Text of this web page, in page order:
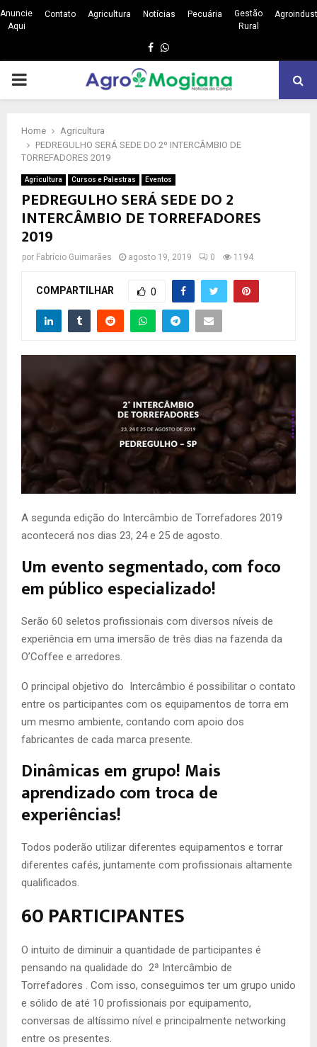
Anuncie
Aqui
Contato Agricultura Notícias Pecuária
Gestão
Rural
Facebook
Whatsapp
PRIMARY
Home
Agricultura
PEDREGULHO SERÁ SEDE DO 2º INTERCÂMBIO DE
TORREFADORES 2019
Agricultura Cursos e Palestras Eventos
PEDREGULHO SERÁ SEDE DO 2º
INTERCÂMBIO DE TORREFADORES
2019
por Fabrício Guimarães agosto 19, 2019 0 1194
COMPARTILHAR 0
A segunda edição do Intercâmbio de Torrefadores 2019
acontecerá nos dias 23, 24 e 25 de agosto.
Um evento segmentado, com foco
em público especializado!
Serão 60 seletos profissionais com diversos níveis de
experiência em uma imersão de três dias na fazenda da
O’Coffee e arredores.
O principal objetivo do Intercâmbio é possibilitar o contato
entre os participantes com os equipamentos de torra em
um mesmo ambiente, contando com apoio dos
fabricantes de cada marca presente.
Dinâmicas em grupo! Mais
aprendizado com troca de
experiências!
Todos poderão utilizar diferentes equipamentos e torrar
diferentes cafés, juntamente com profissionais altamente
qualificados.
60 PARTICIPANTES
O intuito de diminuir a quantidade de participantes é
pensando na qualidade do 2ª Intercâmbio de
Torrefadores . Com isso, conseguimos ter um grupo unido
e sólido de até 10 profissionais por equipamento,
conversas de altíssimo nível e principalmente networking
entre os presentes.